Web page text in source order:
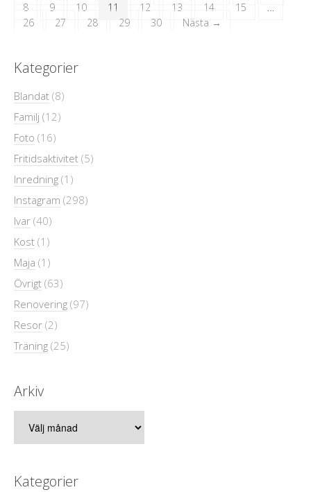
8
9 10 11 12 13 14 15
…
26
27 28 29 30 Nästa →
Kategorier
Blandat (8)
Familj (12)
Foto (16)
Fritidsaktivitet (5)
Inredning (1)
Instagram (298)
Ivar (40)
Kost (1)
Maja (1)
Övrigt (63)
Renovering (97)
Resor (2)
Träning (25)
Arkiv
Kategorier